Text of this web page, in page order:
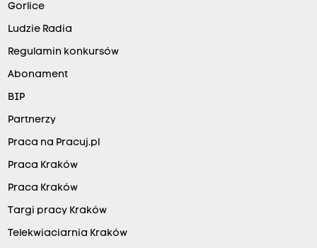
Gorlice
Ludzie Radia
Regulamin konkursów
Abonament
BIP
Partnerzy
Praca na Pracuj.pl
Praca Kraków
Praca Kraków
Targi pracy Kraków
Telekwiaciarnia Kraków